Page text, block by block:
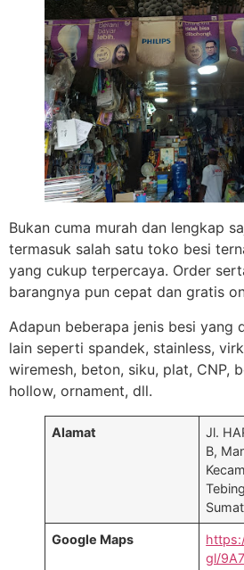
Bukan cuma murah dan lengkap
termasuk salah satu toko besi
yang cukup terpercaya. Order
barangnya pun cepat dan gratis
Adapun beberapa jenis besi yang
lain seperti spandek, stainless,
wiremesh, beton, siku, plat, CNP,
hollow, ornament, dll.
Alamat
Jl.
B,
Google Maps
gl/